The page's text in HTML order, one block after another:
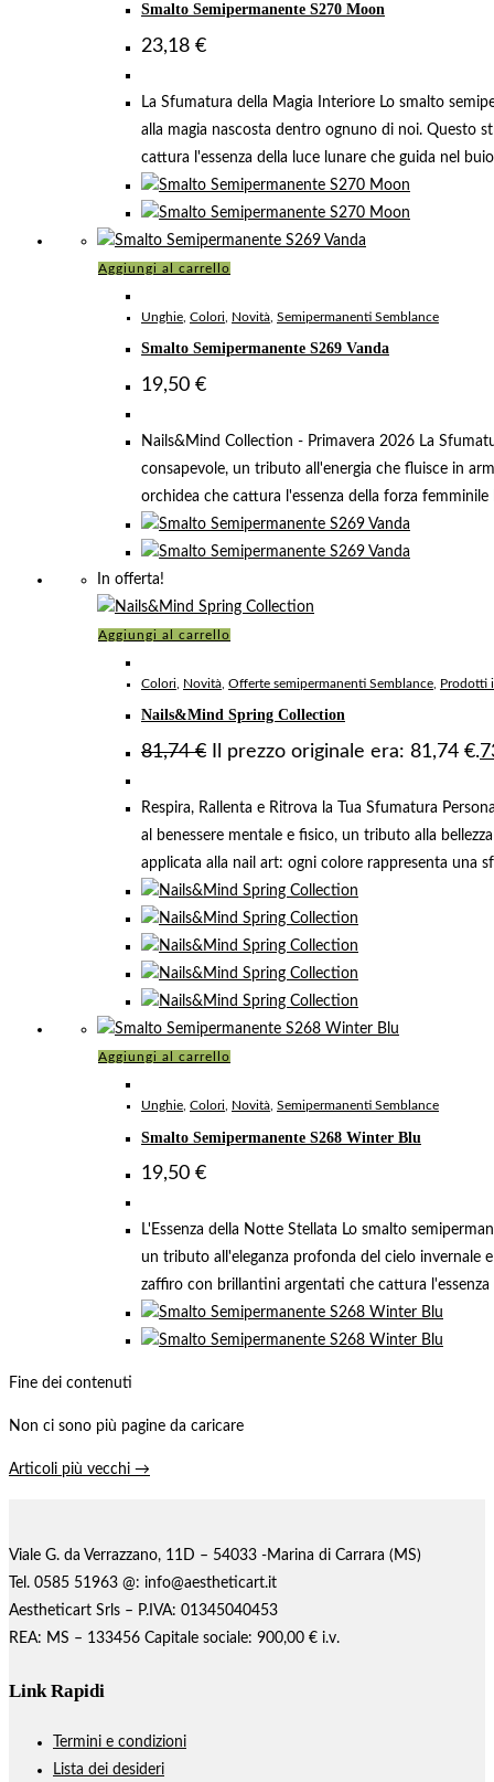
Smalto Semipermanente S270 Moon
23,18 €
La Sfumatura della Magia Interiore Lo smalto
alla magia nascosta dentro ognuno di noi. Questo
cattura l'essenza della luce lunare che guida nel
Aggiungi al carrello
Unghie Colori Novità Semipermanenti Semblance
Smalto Semipermanente S269 Vanda
19,50 €
Nails&Mind Collection - Primavera 2026 La
consapevole, un tributo all'energia che fluisce in
orchidea che cattura l'essenza della forza
In offerta!
Aggiungi al carrello
Colori Novità Offerte semipermanenti Semblance Prodotti
Nails&Mind Spring Collection
81,74€ Il prezzo originale era: 81,74 €.
Respira, Rallenta e Ritrova la Tua Sfumatura
al benessere mentale e fisico, un tributo alla
applicata alla nail art: ogni colore rappresenta una
Aggiungi al carrello
Unghie Colori Novità Semipermanenti Semblance
Smalto Semipermanente S268 Winter Blu
19,50 €
L'Essenza della Notte Stellata Lo smalto
un tributo all'eleganza profonda del cielo invernale
zaffiro con brillantini argentati che cattura
Fine dei contenuti
Non ci sono più pagine da caricare
Articoli più vecchi →
Viale G. da Verrazzano, 11D – 54033 -Marina di Carrara (MS)
Tel. 0585 51963 @: info@aestheticart.it
Aestheticart Srls – P.IVA: 01345040453
REA: MS – 133456 Capitale sociale: 900,00 € i.v.
Link Rapidi
Termini e condizioni
Lista dei desideri